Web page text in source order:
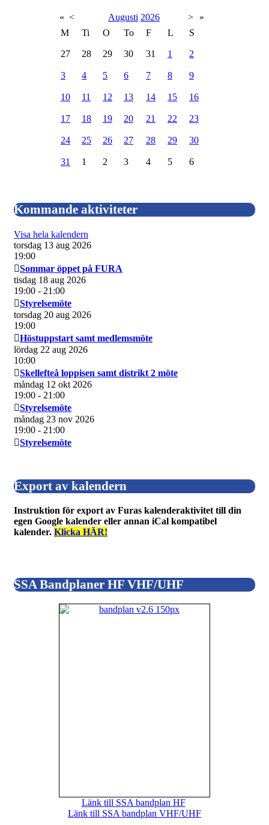
« < Augusti 2026 >
»
M
Ti O To F L S
27 28 29 30 31 1 2
3 4 5 6 7 8 9
10 11 12 13 14 15 16
17 18 19 20 21 22 23
24 25 26 27 28 29 30
31 1 2 3 4 5 6
Kommande aktiviteter
Visa hela kalendern
torsdag 13 aug 2026
19:00
Sommar öppet på FURA
tisdag 18 aug 2026
19:00 - 21:00
Styrelsemöte
torsdag 20 aug 2026
19:00
Höstuppstart samt medlemsmöte
lördag 22 aug 2026
10:00
Skellefteå loppisen samt distrikt 2 möte
måndag 12 okt 2026
19:00 - 21:00
Styrelsemöte
måndag 23 nov 2026
19:00 - 21:00
Styrelsemöte
Export av kalendern
Instruktion för export av Furas kalenderaktivitet till din
egen Google kalender eller annan iCal kompatibel
kalender. Klicka HÄR!
SSA Bandplaner HF VHF/UHF
Länk till SSA bandplan HF
Länk till SSA bandplan VHF/UHF